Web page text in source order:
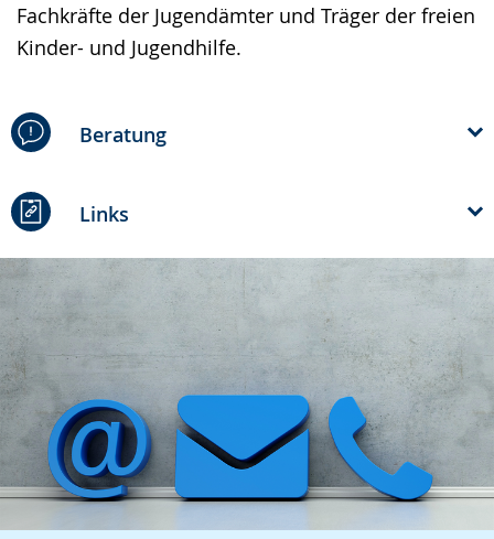
Fachkräfte der Jugendämter und Träger der freien
Kinder- und Jugendhilfe.
Beratung
Links